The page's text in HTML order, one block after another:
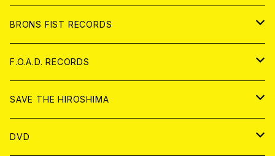
アパレル
ANALOG
BRONS FIST RECORDS
CD
ANALOG
F.O.A.D. RECORDS
CD
ANALOG
SAVE THE HIROSHIMA
アパレル
DVD